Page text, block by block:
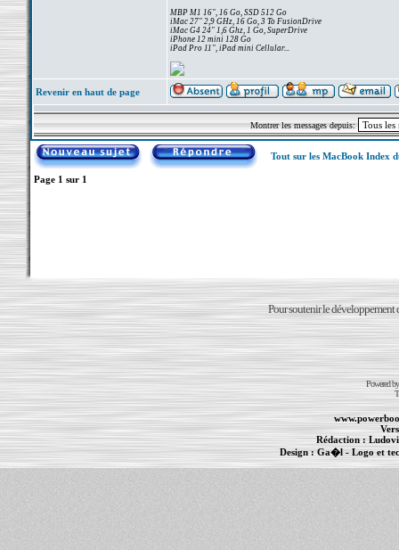
MBP M1 16", 16 Go, SSD 512 Go
iMac 27" 2,9 GHz, 16 Go, 3 To FusionDrive
iMac G4 24" 1,6 Ghz, 1 Go, SuperDrive
iPhone 12 mini 128 Go
iPad Pro 11", iPad mini Cellular...
Revenir en haut de page
Montrer les messages depuis:
Tout sur les MacBook Index
Page 1 sur 1
Pour soutenir le développement
Powered
Rédaction :
Design :Ga�l- Logo et